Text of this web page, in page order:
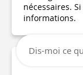
nécessaires.
informations.
Dis-moi ce